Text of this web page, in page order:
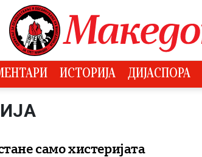
ИСТОРИЈА ДИЈАСПОРА
само хистеријата